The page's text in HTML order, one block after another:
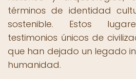
términos de identidad
sostenible. Estos
testimonios únicos de
que han dejado un legado
humanidad.